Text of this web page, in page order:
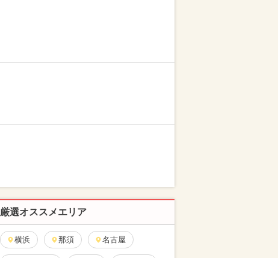
厳選オススメエリア
横浜 那須 名古屋